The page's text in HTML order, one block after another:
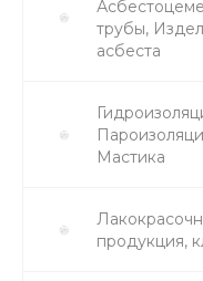
трубы,
асбеста
Мастика
продукция,